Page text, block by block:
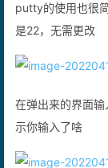
putty的使用也很
是22，无需更改
在弹出来的界面
示你输入了啥